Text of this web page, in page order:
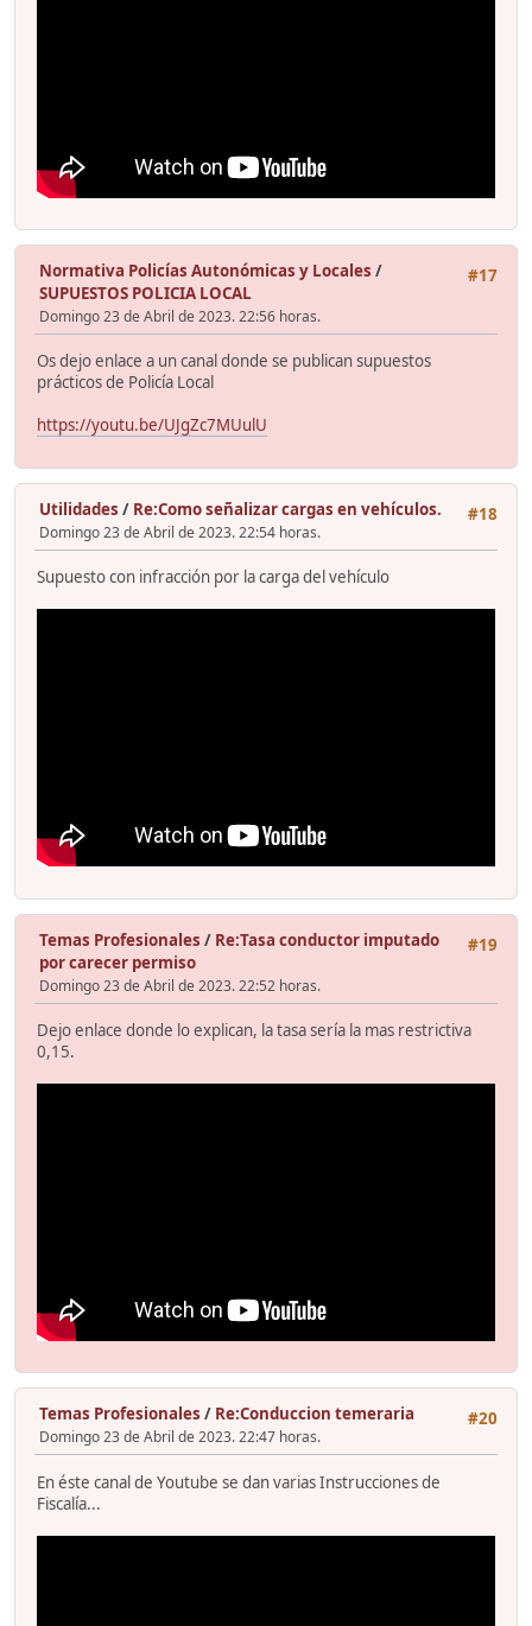
#17
Normativa Policías Autonómicas y Locales /
SUPUESTOS POLICIA LOCAL
Domingo 23 de Abril de 2023. 22:56 horas.
Os dejo enlace a un canal donde se publican supuestos
prácticos de Policía Local
https://youtu.be/UJgZc7MUulU
#18
Utilidades / Re:Como señalizar cargas en vehículos.
Domingo 23 de Abril de 2023. 22:54 horas.
Supuesto con infracción por la carga del vehículo
#19
Temas Profesionales / Re:Tasa conductor imputado
por carecer permiso
Domingo 23 de Abril de 2023. 22:52 horas.
Dejo enlace donde lo explican, la tasa sería la mas restrictiva
0,15.
#20
Temas Profesionales / Re:Conduccion temeraria
Domingo 23 de Abril de 2023. 22:47 horas.
En éste canal de Youtube se dan varias Instrucciones de
Fiscalía...